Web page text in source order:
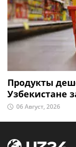
Продукты
Узбекистане
06 Август, 2026